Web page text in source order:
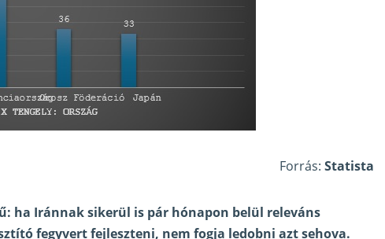
Forrás: Statista
ha Iránnak sikerül is pár hónapon belül releváns
fegyvert fejleszteni, nem fogja ledobni azt sehova.